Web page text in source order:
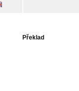
Překlad